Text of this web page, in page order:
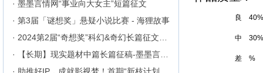
· 墨墨言情网“事业向大女主”短篇征文
· 第3届「谜想奖」悬疑小说比赛 - 海狸故事
良 40%
中 30%
差 %